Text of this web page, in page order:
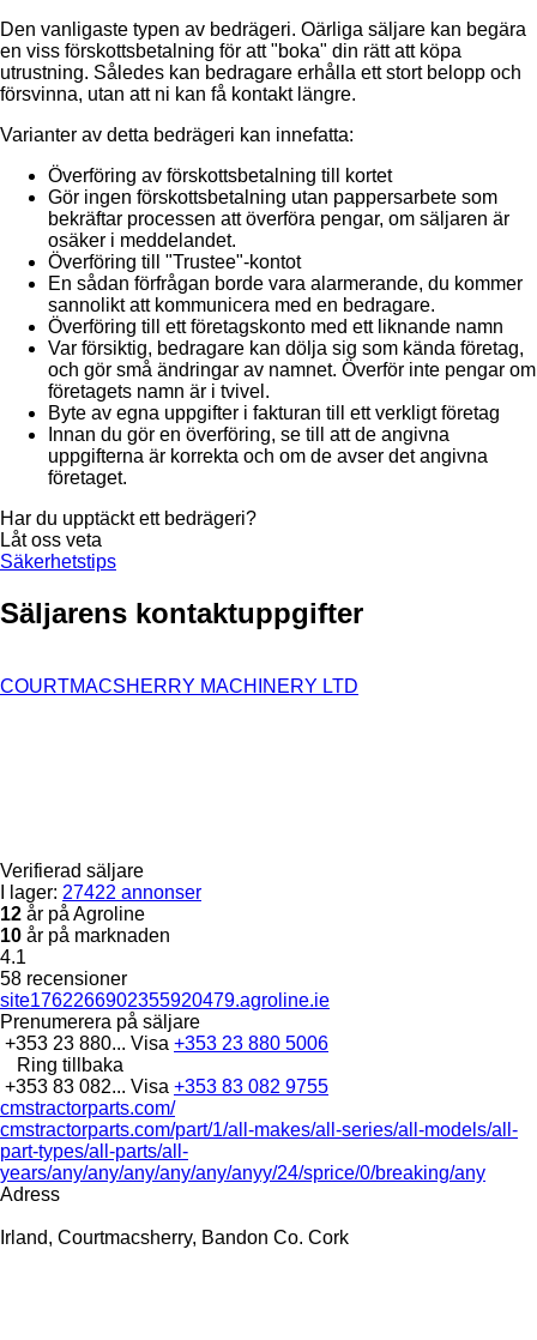
Den vanligaste typen av bedrägeri. Oärliga säljare kan begära
en viss förskottsbetalning för att "boka" din rätt att köpa
utrustning. Således kan bedragare erhålla ett stort belopp och
försvinna, utan att ni kan få kontakt längre.
Varianter av detta bedrägeri kan innefatta:
Överföring av förskottsbetalning till kortet
Gör ingen förskottsbetalning utan pappersarbete som
bekräftar processen att överföra pengar, om säljaren är
osäker i meddelandet.
Överföring till "Trustee"-kontot
En sådan förfrågan borde vara alarmerande, du kommer
sannolikt att kommunicera med en bedragare.
Överföring till ett företagskonto med ett liknande namn
Var försiktig, bedragare kan dölja sig som kända företag,
och gör små ändringar av namnet. Överför inte pengar om
företagets namn är i tvivel.
Byte av egna uppgifter i fakturan till ett verkligt företag
Innan du gör en överföring, se till att de angivna
uppgifterna är korrekta och om de avser det angivna
företaget.
Har du upptäckt ett bedrägeri?
Låt oss veta
Säkerhetstips
Säljarens kontaktuppgifter
COURTMACSHERRY MACHINERY LTD
Verifierad säljare
I lager: 27422 annonser
12 år på Agroline
10 år på marknaden
4.1
58 recensioner
site1762266902355920479.agroline.ie
Prenumerera på säljare
+353 23 880... Visa +353 23 880 5006
Ring tillbaka
+353 83 082... Visa +353 83 082 9755
cmstractorparts.com/
cmstractorparts.com/part/1/all-makes/all-series/all-models/all-
part-types/all-parts/all-
years/any/any/any/any/any/anyy/24/sprice/0/breaking/any
Adress
Irland, Courtmacsherry, Bandon Co. Cork